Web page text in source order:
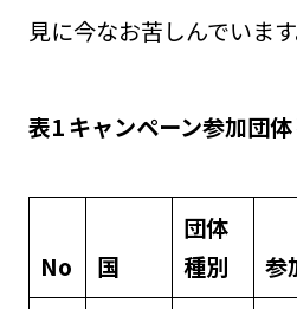
見に今なお苦しんでいます
表1 キャンペーン参加団
No 国
団体
種別
参